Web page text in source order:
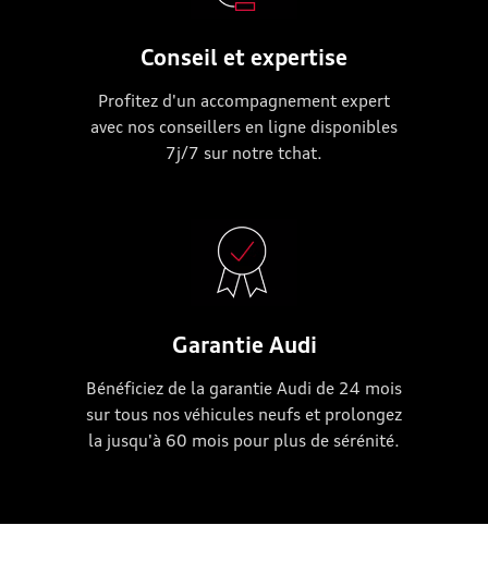
Conseil et expertise
Profitez d'un accompagnement expert
avec nos conseillers en ligne disponibles
7j/7 sur notre tchat.
Garantie Audi
Bénéficiez de la garantie Audi de 24 mois
sur tous nos véhicules neufs et prolongez
la jusqu'à 60 mois pour plus de sérénité.